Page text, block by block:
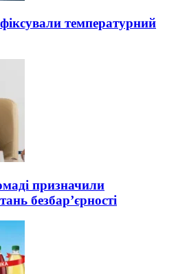
температурний
призначили
безбар’єрності